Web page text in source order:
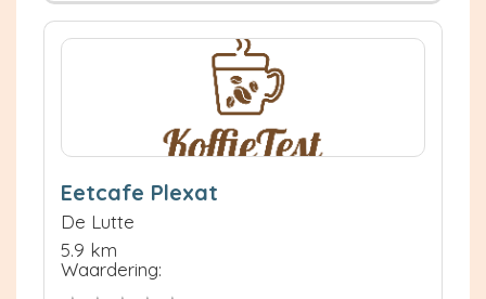
Eetcafe Plexat
De Lutte
5.9 km
Waardering: